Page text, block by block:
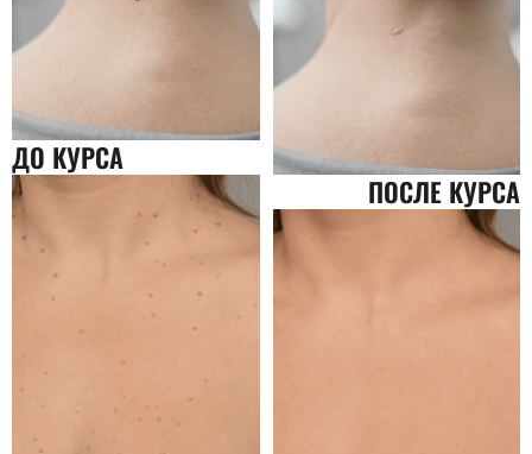
ДО КУРСА
ПОСЛЕ КУРСА